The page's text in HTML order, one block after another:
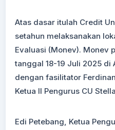
Atas dasar itulah Credit
setahun melaksanakan
Evaluasi (Monev). Monev
tanggal 18-19 Juli 2025 di
dengan fasilitator
Ketua II Pengurus CU
Edi Petebang, Ketua